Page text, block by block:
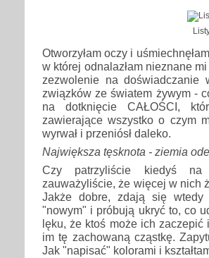
Otworzyłam oczy i
w której odnalazłam nieznane
zezwolenie na doświadczanie
związków ze światem żywym -
na dotknięcie CAŁOŚCI,
zawierające wszystko o czym
wyrwał i przeniósł daleko.
Największa tęsknota - ziemia
Czy patrzyliście kiedyś na
zauważyliście, że więcej w nich
Jakże dobre, zdają się
"nowym" i próbują ukryć to, co
lęku, że ktoś może ich zaczepić
im tę zachowaną cząstkę.
Jak "napisać" kolorami i